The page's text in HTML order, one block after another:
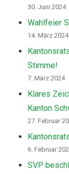
30. Juni 2024
Wahlfeier
14. März 2024
Stimme!
7. März 2024
Klares
Kanton
27. Februar
6. Februar
SVP